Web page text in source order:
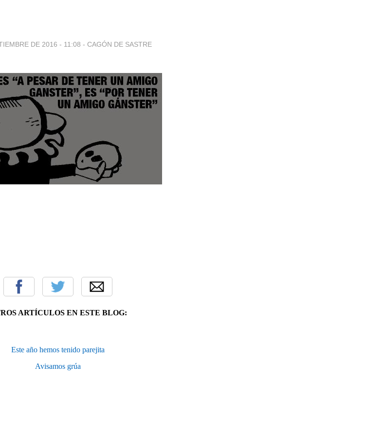
DE 2016 - 11:08 - CAGÓN DE SASTRE
ARTÍCULOS EN ESTE BLOG:
Este año hemos tenido parejita
Avisamos grúa